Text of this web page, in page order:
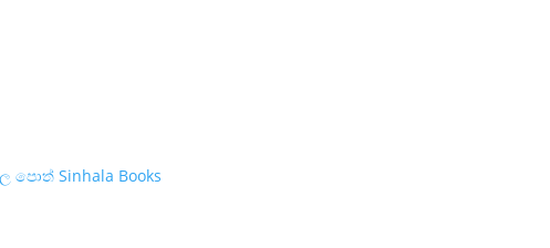
පොත් Sinhala Books